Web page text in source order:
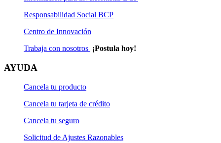
Responsabilidad Social BCP
Centro de Innovación
Trabaja con nosotros ¡Postula hoy!
AYUDA
Cancela tu producto
Cancela tu tarjeta de crédito
Cancela tu seguro
Solicitud de Ajustes Razonables